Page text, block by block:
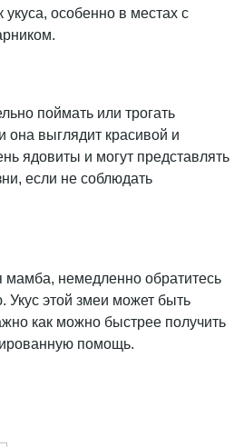
укуса, особенно в местах с
поймать или трогать
она выглядит красивой и
ядовиты и могут представлять
если не соблюдать
мамба, немедленно обратитесь
этой змеи может быть
как можно быстрее получить
помощь.